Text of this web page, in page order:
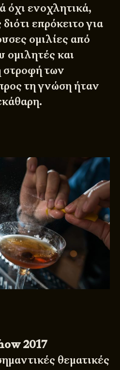
όχι ενοχλητικά,
επρόκειτο για
ομιλίες από
και
στροφή των
τη γνώση ήταν
2017
θεματικές